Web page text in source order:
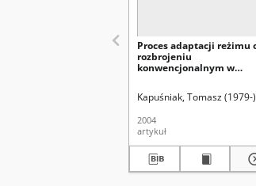
Proces adaptacji reżimu
rozbrojeniu
konwencjonalnym w
Kapuśniak, Tomasz (1979-)
2004
artykuł